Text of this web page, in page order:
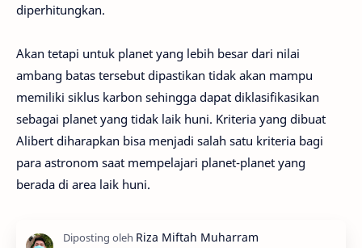
diperhitungkan.
Akan tetapi untuk planet yang lebih besar dari nilai
ambang batas tersebut dipastikan tidak akan mampu
memiliki siklus karbon sehingga dapat diklasifikasikan
sebagai planet yang tidak laik huni. Kriteria yang dibuat
Alibert diharapkan bisa menjadi salah satu kriteria bagi
para astronom saat mempelajari planet-planet yang
berada di area laik huni.